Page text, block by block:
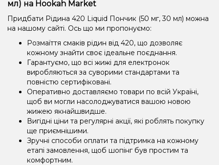
мл) на Hookah Market
Придбати Рідина 420 Liquid Пончик (50 мг, 30 мл) можна
на нашому сайті. Ось що ми пропонуємо:
Розмаїття смаків рідин від 420, що дозволяє
кожному знайти своє ідеальне поєднання.
Гарантуємо, що всі жижі для електронок
виробляються за суворими стандартами та
повністю сертифіковані.
Оперативно доставляємо товари по всій Україні,
щоб ви могли насолоджуватися вашою новою
жижею якнайшвидше.
Вигідні ціни та регулярні акції, які роблять покупку
ще приємнішими.
Зручні способи оплати та підтримка на кожному
етапі замовлення, щоб шопінг був простим та
комфортним.